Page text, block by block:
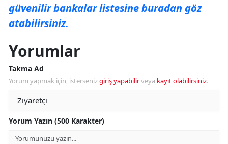
güvenilir bankalar listesine buradan göz
atabilirsiniz.
Yorumlar
Takma Ad
Yorum yapmak için, istersenizgiriş yapabilirveya kayıt olabilirsiniz.
Yorum Yazın (500 Karakter)